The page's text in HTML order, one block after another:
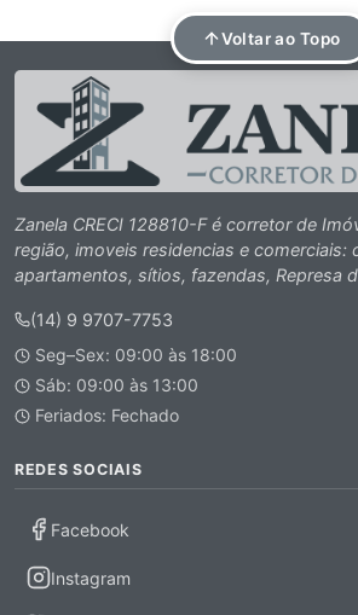
Voltar ao Topo
Zanela CRECI 128810-F é corretor de
região, imoveis residencias e comerciais:
apartamentos, sítios, fazendas, Represa
(14) 9 9707-7753
Seg–Sex: 09:00 às 18:00
Sáb: 09:00 às 13:00
Feriados: Fechado
REDES SOCIAIS
Facebook
Instagram